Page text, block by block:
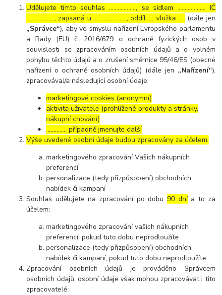
Udělujete tímto souhlas ……………..., se sídlem ………………, IČ
………………., zapsaná u ………………… , oddíl …, vložka ….. (dále jen
„Správce“), aby ve smyslu nařízení Evropského parlamentu
a Rady (EU) č. 2016/679 o ochraně fyzických osob v
souvislosti se zpracováním osobních údajů a o volném
pohybu těchto údajů a o zrušení směrnice 95/46/ES (obecné
nařízení o ochraně osobních údajů) (dále jen „Nařízení“),
zpracovával/a následující osobní údaje:
marketingové cookies (anonymní)
aktivita uživatele (prohlížené produkty a stránky,
nákupní chování)
………….. případně jmenujte další
Výše uvedené osobní údaje budou zpracovány za účelem:
marketingového zpracování Vašich nákupních
preferencí
personalizace (tedy přizpůsobení) obchodních
nabídek či kampaní
Souhlas udělujete na zpracování po dobu 90 dnía to za
účelem:
marketingového zpracování vašich nákupních
preferencí, pokud tuto dobu neprodloužíte
personalizace (tedy přizpůsobení) obchodních
nabídek či kampaní, pokud tuto dobu neprodloužíte
Zpracování osobních údajů je prováděno Správcem
osobních údajů, osobní údaje však mohou zpracovávat i tito
zpracovatelé: